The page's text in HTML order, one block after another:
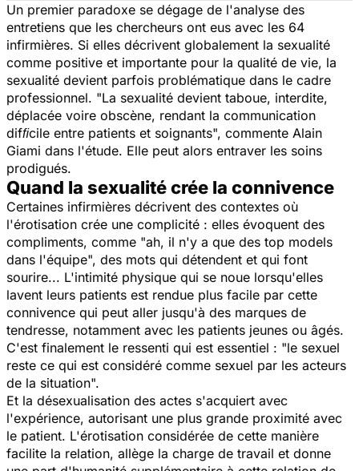
Un premier paradoxe se dégage de l'analyse des
entretiens que les chercheurs ont eus avec les 64
infirmières. Si elles décrivent globalement la sexualité
comme positive et importante pour la qualité de vie, la
sexualité devient parfois problématique dans le cadre
professionnel. "La sexualité devient taboue, interdite,
déplacée voire obscène, rendant la communication
difﬁcile entre patients et soignants", commente Alain
Giami dans l'étude. Elle peut alors entraver les soins
prodigués.
Quand la sexualité crée la connivence
Certaines infirmières décrivent des contextes où
l'érotisation crée une complicité : elles évoquent des
compliments, comme "ah, il n'y a que des top models
dans l'équipe", des mots qui détendent et qui font
sourire... L'intimité physique qui se noue lorsqu'elles
lavent leurs patients est rendue plus facile par cette
connivence qui peut aller jusqu'à des marques de
tendresse, notamment avec les patients jeunes ou âgés.
C'est finalement le ressenti qui est essentiel : "le sexuel
reste ce qui est considéré comme sexuel par les acteurs
de la situation".
Et la désexualisation des actes s'acquiert avec
l'expérience, autorisant une plus grande proximité avec
le patient. L'érotisation considérée de cette manière
facilite la relation, allège la charge de travail et donne